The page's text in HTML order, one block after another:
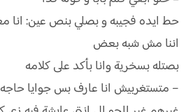
حط ايده فجيبه و بصلي بنص عين:
اننا مش شبه بعض
بصتله بسخرية وانا بأكد على كلامه
– متستغربيش انا عارف بس جوايا